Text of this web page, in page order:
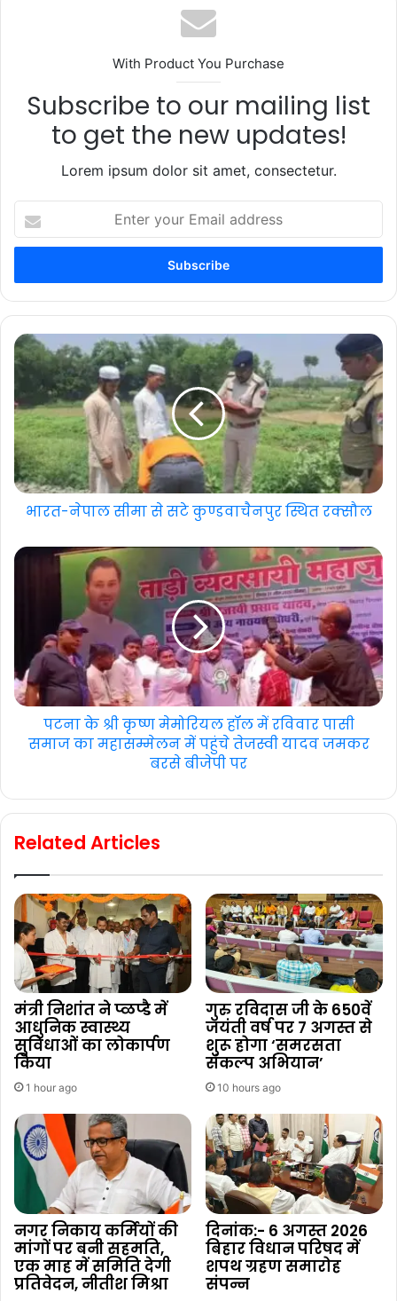
With Product You Purchase
Subscribe to our mailing list
to get the new updates!
Lorem ipsum dolor sit amet, consectetur.
your
Email
भारत-नेपाल सीमा से सटे कुण्डवाचैनपुर स्थित रक्सौल
पटना के श्री कृष्ण मेमोरियल हॉल में रविवार पासी
समाज का महासम्मेलन में पहुंचे तेजस्वी यादव जमकर
बरसे बीजेपी पर
Related Articles
मंत्री निशांत ने प्ळप्डै में
आधुनिक स्वास्थ्य
सुविधाओं का लोकार्पण
किया
1 hour ago
गुरु रविदास जी के 650वें
जयंती वर्ष पर 7 अगस्त से
शुरू होगा ‘समरसता
संकल्प अभियान’
10 hours ago
नगर निकाय कर्मियों की
मांगों पर बनी सहमति,
एक माह में समिति देगी
प्रतिवेदन, नीतीश मिश्रा
दिनांक:- 6 अगस्त 2026
बिहार विधान परिषद में
शपथ ग्रहण समारोह
संपन्न